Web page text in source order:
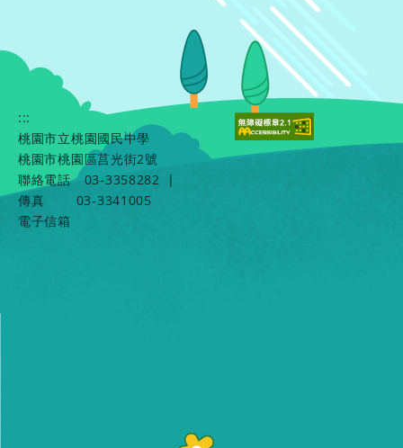
:::
桃園市立桃園國民中學
桃園市桃園區莒光街2號
聯絡電話
03-3358282
|
傳真
03-3341005
電子信箱